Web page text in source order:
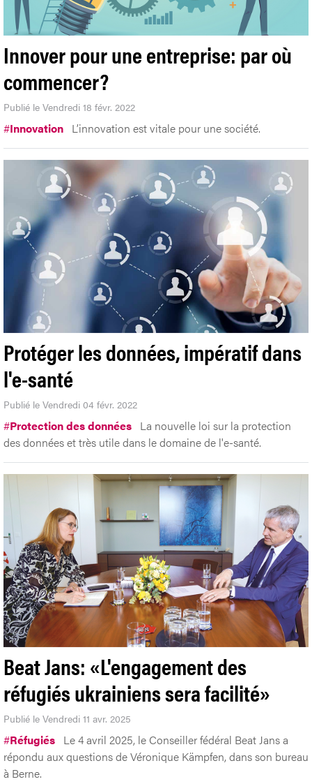
Innover pour une entreprise: par où
commencer?
Publié le Vendredi 18 févr. 2022
#Innovation L’innovation est vitale pour une société.
Protéger les données, impératif dans
l'e-santé
Publié le Vendredi 04 févr. 2022
#Protection des données La nouvelle loi sur la protection
des données et très utile dans le domaine de l'e-santé.
Beat Jans: «L'engagement des
réfugiés ukrainiens sera facilité»
Publié le Vendredi 11 avr. 2025
#Réfugiés Le 4 avril 2025, le Conseiller fédéral Beat Jans a
répondu aux questions de Véronique Kämpfen, dans son bureau
à Berne.